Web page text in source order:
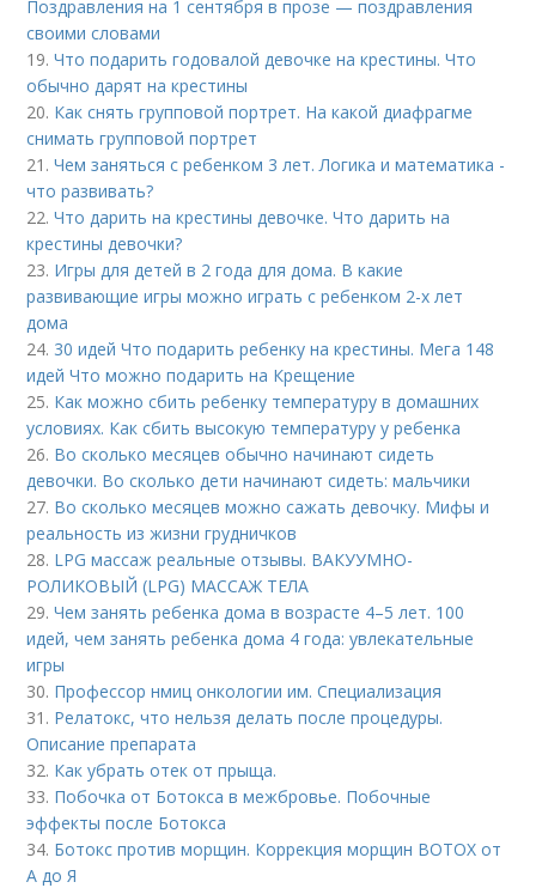
Поздравления на 1 сентября в прозе — поздравления
своими словами
19.Что подарить годовалой девочке на крестины. Что
обычно дарят на крестины
20. Как снять групповой портрет. На какой диафрагме
снимать групповой портрет
21.Чем заняться с ребенком 3 лет. Логика и математика -
что развивать?
22.Что дарить на крестины девочке. Что дарить на
крестины девочки?
23. Игры для детей в 2 года для дома. В какие
развивающие игры можно играть с ребенком 2-х лет
дома
24. 30 идей Что подарить ребенку на крестины. Мега 148
идей Что можно подарить на Крещение
25. Как можно сбить ребенку температуру в домашних
условиях. Как сбить высокую температуру у ребенка
26. Во сколько месяцев обычно начинают сидеть
девочки. Во сколько дети начинают сидеть: мальчики
27. Во сколько месяцев можно сажать девочку. Мифы и
реальность из жизни грудничков
28. LPG массаж реальные отзывы. ВАКУУМНО-
РОЛИКОВЫЙ (LPG) МАССАЖ ТЕЛА
29.Чем занять ребенка дома в возрасте 4–5 лет. 100
идей, чем занять ребенка дома 4 года: увлекательные
игры
30. Профессор нмиц онкологии им. Специализация
31. Релатокс, что нельзя делать после процедуры.
Описание препарата
32. Как убрать отек от прыща.
33. Побочка от Ботокса в межбровье. Побочные
эффекты после Ботокса
34. Ботокс против морщин. Коррекция морщин BOTOX от
А до Я